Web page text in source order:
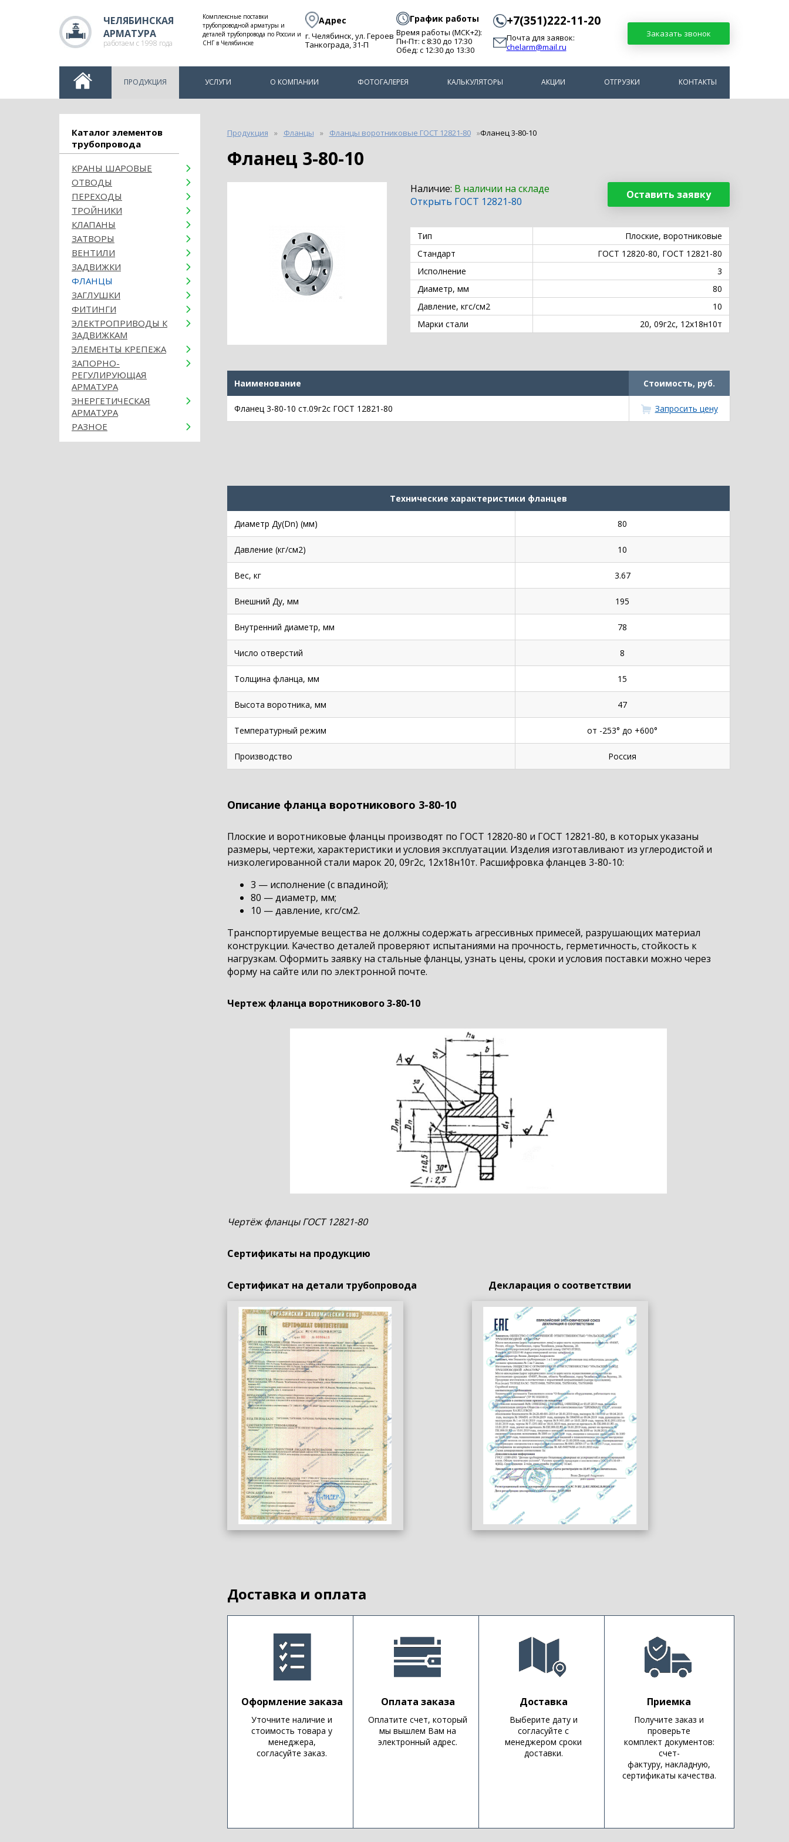
ЧЕЛЯБИНСКАЯ
АРМАТУРА
работаем с 1998 года
Комплексные поставки
трубопроводной арматуры и
деталей трубопровода по России и
СНГ в Челябинске
Адрес
г. Челябинск, ул. Героев
Танкограда, 31-П
График работы
Время работы (МСК+2):
Пн-Пт: с 8:30 до 17:30
Обед: с 12:30 до 13:30
+7(351)222-11-20
Почта для заявок:
chelarm@mail.ru
Заказать звонок
ПРОДУКЦИЯ УСЛУГИ О КОМПАНИИ ФОТОГАЛЕРЕЯ КАЛЬКУЛЯТОРЫ АКЦИИ ОТГРУЗКИ КОНТАКТЫ
Каталог элементов
трубопровода
КРАНЫ ШАРОВЫЕ
ОТВОДЫ
ПЕРЕХОДЫ
ТРОЙНИКИ
КЛАПАНЫ
ЗАТВОРЫ
ВЕНТИЛИ
ЗАДВИЖКИ
ФЛАНЦЫ
ЗАГЛУШКИ
ФИТИНГИ
ЭЛЕКТРОПРИВОДЫ К
ЗАДВИЖКАМ
ЭЛЕМЕНТЫ КРЕПЕЖА
ЗАПОРНО-
РЕГУЛИРУЮЩАЯ
АРМАТУРА
ЭНЕРГЕТИЧЕСКАЯ
АРМАТУРА
РАЗНОЕ
Продукция Фланцы Фланцы воротниковые ГОСТ 12821-80 Фланец 3-80-10
Фланец 3-80-10
Наличие: В наличии на складе Оставить заявку
Открыть ГОСТ 12821-80
Тип
Плоские, воротниковые
Стандарт
ГОСТ 12820-80, ГОСТ 12821-80
Исполнение
3
Диаметр, мм
80
Давление, кгс/см2
10
Марки стали
20, 09г2с, 12х18н10т
Наименование Стоимость, руб.
Фланец 3-80-10 ст.09г2с ГОСТ 12821-80 Запросить цену
Технические характеристики фланцев
Диаметр Ду(Dn) (мм) 80
Давление (кг/см2) 10
Вес, кг 3.67
Внешний Ду, мм 195
Внутренний диаметр, мм 78
Число отверстий 8
Толщина фланца, мм 15
Высота воротника, мм 47
Температурный режим от -253° до +600°
Производство Россия
Описание фланца воротникового 3-80-10
Плоские и воротниковые фланцы производят по ГОСТ 12820-80 и ГОСТ 12821-80, в которых указаны
размеры, чертежи, характеристики и условия эксплуатации. Изделия изготавливают из углеродистой и
низколегированной стали марок 20, 09г2с, 12х18н10т. Расшифровка фланцев 3-80-10:
3 — исполнение (с впадиной);
80 — диаметр, мм;
10 — давление, кгс/см2.
Транспортируемые вещества не должны содержать агрессивных примесей, разрушающих материал
конструкции. Качество деталей проверяют испытаниями на прочность, герметичность, стойкость к
нагрузкам. Оформить заявку на стальные фланцы, узнать цены, сроки и условия поставки можно через
форму на сайте или по электронной почте.
Чертеж фланца воротникового 3-80-10
Чертёж фланцы ГОСТ 12821-80
Сертификаты на продукцию
Сертификат на детали трубопровода Декларация о соответствии
Доставка и оплата
Оформление заказа
Уточните наличие и
стоимость товара у
менеджера,
согласуйте заказ.
Оплата заказа
Оплатите счет, который
мы вышлем Вам на
электронный адрес.
Доставка
Выберите дату и
согласуйте с
менеджером сроки
доставки.
Приемка
Получите заказ и
проверьте
комплект документов:
счет-
фактуру, накладную,
сертификаты качества.